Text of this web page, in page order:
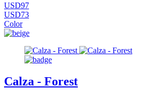
USD97
USD73
Color
Calza - Forest